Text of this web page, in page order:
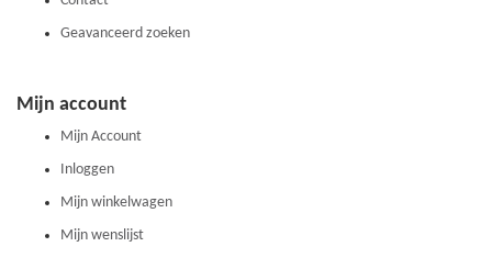
Geavanceerd zoeken
Mijn account
Mijn Account
Inloggen
Mijn winkelwagen
Mijn wenslijst